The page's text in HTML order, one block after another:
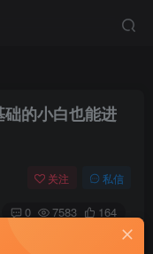
的小白也能进
关注 私信
0 7583 164
白也能进阶成为手机